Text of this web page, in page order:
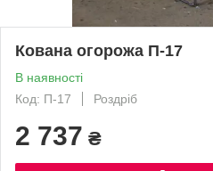
Кована огорожа П-17
В наявності
Код: П-17
Роздріб
2 737 ₴